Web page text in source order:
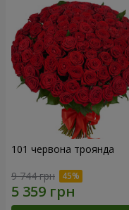
101 червона троянда
9 744 грн